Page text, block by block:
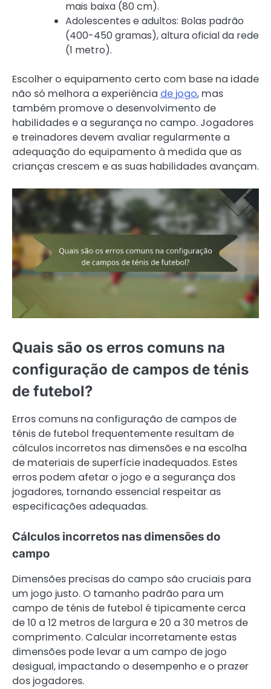
mais baixa (80 cm).
Adolescentes e adultos: Bolas padrão
(400-450 gramas), altura oficial da rede
(1 metro).
Escolher o equipamento certo com base na idade
não só melhora a experiência de jogo, mas
também promove o desenvolvimento de
habilidades e a segurança no campo. Jogadores
e treinadores devem avaliar regularmente a
adequação do equipamento à medida que as
crianças crescem e as suas habilidades avançam.
Quais são os erros comuns na
configuração de campos de ténis
de futebol?
Erros comuns na configuração de campos de
ténis de futebol frequentemente resultam de
cálculos incorretos nas dimensões e na escolha
de materiais de superfície inadequados. Estes
erros podem afetar o jogo e a segurança dos
jogadores, tornando essencial respeitar as
especificações adequadas.
Cálculos incorretos nas dimensões do
campo
Dimensões precisas do campo são cruciais para
um jogo justo. O tamanho padrão para um
campo de ténis de futebol é tipicamente cerca
de 10 a 12 metros de largura e 20 a 30 metros de
comprimento. Calcular incorretamente estas
dimensões pode levar a um campo de jogo
desigual, impactando o desempenho e o prazer
dos jogadores.